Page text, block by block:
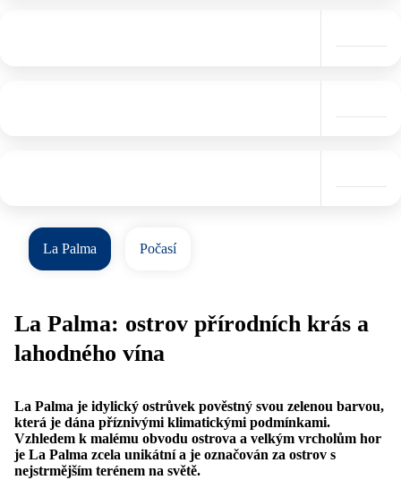
La Palma Počasí
La Palma: ostrov přírodních krás a
lahodného vína
La Palma je idylický ostrůvek pověstný svou zelenou barvou,
která je dána příznivými klimatickými podmínkami.
Vzhledem k malému obvodu ostrova a velkým vrcholům hor
je La Palma zcela unikátní a je označován za ostrov s
nejstrmějším terénem na světě.